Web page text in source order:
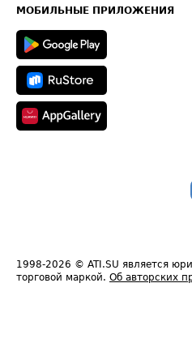
Техническая информация
МОБИЛЬНЫЕ ПРИЛОЖЕНИЯ
1998-2026 © ATI.SU является
торговой маркой. Об авторских